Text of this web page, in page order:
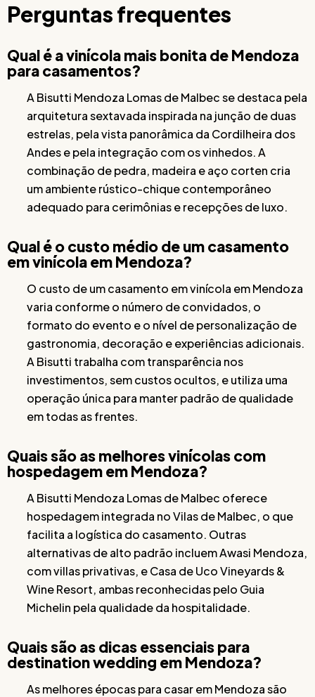
Perguntas frequentes
Qual é a vinícola mais bonita de Mendoza
para casamentos?
A Bisutti Mendoza Lomas de Malbec se destaca pela
arquitetura sextavada inspirada na junção de duas
estrelas, pela vista panorâmica da Cordilheira dos
Andes e pela integração com os vinhedos. A
combinação de pedra, madeira e aço corten cria
um ambiente rústico-chique contemporâneo
adequado para cerimônias e recepções de luxo.
Qual é o custo médio de um casamento
em vinícola em Mendoza?
O custo de um casamento em vinícola em Mendoza
varia conforme o número de convidados, o
formato do evento e o nível de personalização de
gastronomia, decoração e experiências adicionais.
A Bisutti trabalha com transparência nos
investimentos, sem custos ocultos, e utiliza uma
operação única para manter padrão de qualidade
em todas as frentes.
Quais são as melhores vinícolas com
hospedagem em Mendoza?
A Bisutti Mendoza Lomas de Malbec oferece
hospedagem integrada no Vilas de Malbec, o que
facilita a logística do casamento. Outras
alternativas de alto padrão incluem Awasi Mendoza,
com villas privativas, e Casa de Uco Vineyards &
Wine Resort, ambas reconhecidas pelo Guia
Michelin pela qualidade da hospitalidade.
Quais são as dicas essenciais para
destination wedding em Mendoza?
As melhores épocas para casar em Mendoza são